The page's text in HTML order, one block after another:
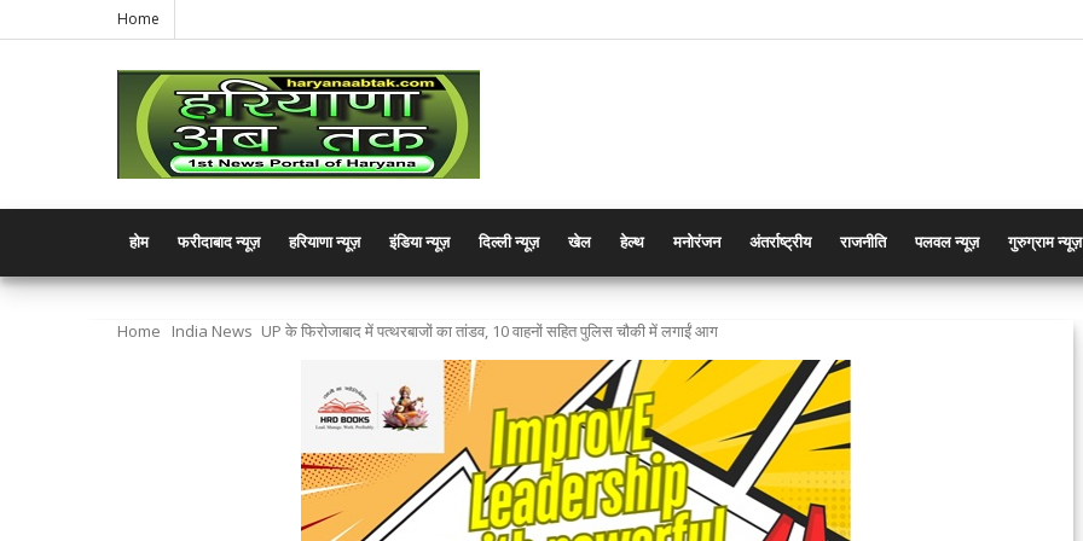
Home
होम फरीदाबाद न्यूज़ हरियाणा न्यूज़ इंडिया न्यूज़ दिल्ली न्यूज़ खेल हेल्थ मनोरंजन अंतर्राष्ट्रीय राजनीति पलवल न्यूज़ गुरुग्राम न्यूज़
Home India News UP के फिरोजाबाद में पत्थरबाजों का तांडव, 10 वाहनों सहित पुलिस चौकी में लगाईं आग